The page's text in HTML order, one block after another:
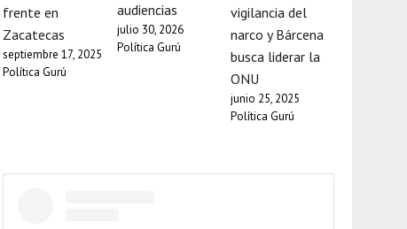
frente en
Zacatecas
septiembre 17, 2025
Política Gurú
audiencias
julio 30, 2026
Política Gurú
vigilancia del
narco y Bárcena
busca liderar la
ONU
junio 25, 2025
Política Gurú